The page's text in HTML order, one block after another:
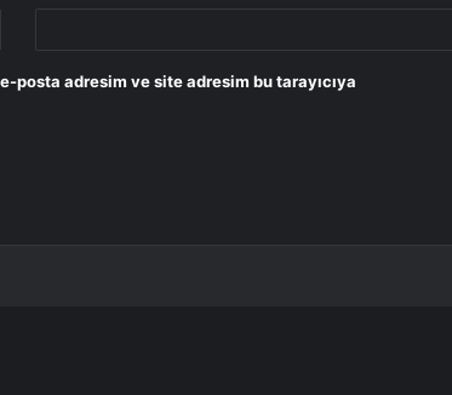
posta adresim ve site adresim bu tarayıcıya